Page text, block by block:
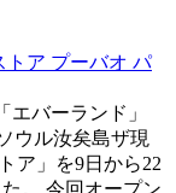
トア プーバオ パ
バーランド」
ウル汝矣島ザ現
ア」を9日から22